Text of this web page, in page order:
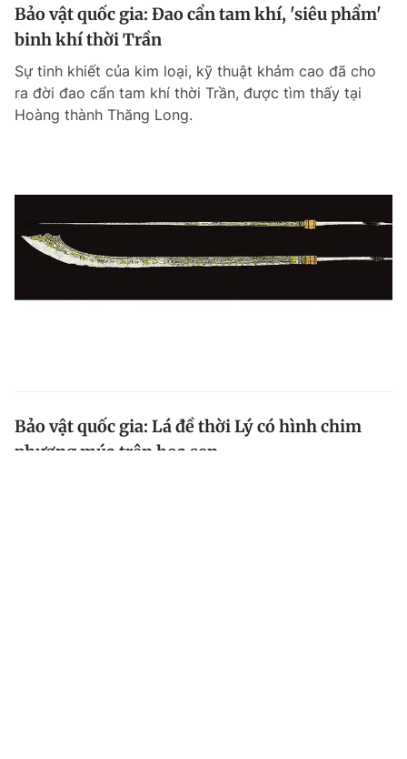
Bảo vật quốc gia: Đao cẩn tam khí, 'siêu phẩm'
binh khí thời Trần
Sự tinh khiết của kim loại, kỹ thuật khảm cao đã cho
ra đời đao cẩn tam khí thời Trần, được tìm thấy tại
Hoàng thành Thăng Long.
Bảo vật quốc gia: Lá đề thời Lý có hình chim
phượng múa trên hoa sen